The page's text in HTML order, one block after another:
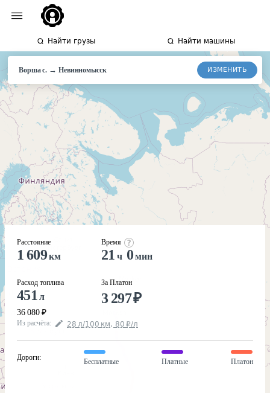
Найти грузы Найти машины
Ворша с. → Невинномысск ИЗМЕНИТЬ
Расстояние
1 609км
Расход топлива
451 л
36 080 ₽
Время
21 ч 0мин
За Платон
3 297₽
Из расчёта: 28 л/100 км, 80 ₽/л
Дороги:
Бесплатные Платные Платон